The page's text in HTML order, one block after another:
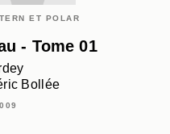
ET POLAR
- Tome 01
Bollée